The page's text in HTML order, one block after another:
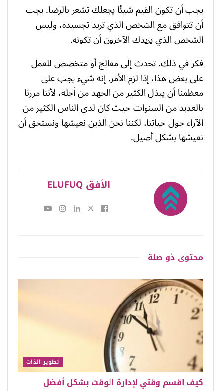
يجب أن تكون القيم شيئًا يجعلك تشعر بالرضا. يجب
أن تتوافق مع الشخص الذي تريد تجسيده، وليس
الشخص الذي يريدك الآخرون أن تكونه.
فكر في ذلك. تحدث إلى معالج أو متخصص للعمل
على بعض هذا، إذا لزم الأمر. إنه شيء يجب على
معظمنا أن يبذل الكثير من الجهد من أجله، لأننا مررنا
بالعديد من السنوات حيث كان لدى الناس الكثير من
الآراء حول حياتنا، لكننا نحن الذين نعيشها ونستحق أن
نعيشها بشكل أصيل.
الأفق ELUFUQ
محتوى ذو صلة
تطوير الذات
كيف اقسم وقتي لإدارة الوقت بشكل أفضل